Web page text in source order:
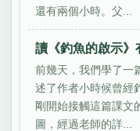
還有兩個小時。父...
讀《釣魚的啟示》
前幾天，我們學了一
述了作者小時候曾經
剛開始接觸這篇課文
圖，經過老師的詳...